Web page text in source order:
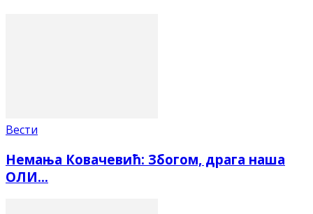
Вести
Немања Ковачевић: Збогом, драга наша
ОЛИ…